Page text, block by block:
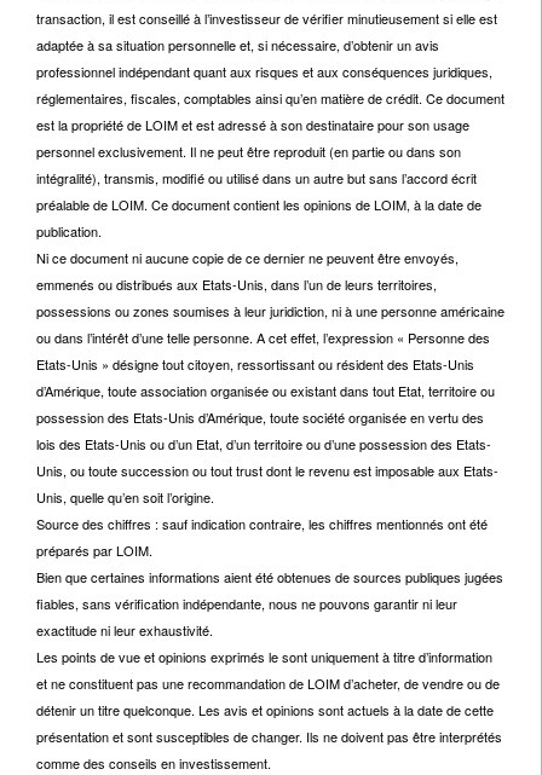
transaction, il est conseillé à l’investisseur de vérifier minutieusement si elle est
adaptée à sa situation personnelle et, si nécessaire, d’obtenir un avis
professionnel indépendant quant aux risques et aux conséquences juridiques,
réglementaires, fiscales, comptables ainsi qu’en matière de crédit. Ce document
est la propriété de LOIM et est adressé à son destinataire pour son usage
personnel exclusivement. Il ne peut être reproduit (en partie ou dans son
intégralité), transmis, modifié ou utilisé dans un autre but sans l’accord écrit
préalable de LOIM. Ce document contient les opinions de LOIM, à la date de
publication.
Ni ce document ni aucune copie de ce dernier ne peuvent être envoyés,
emmenés ou distribués aux Etats-Unis, dans l’un de leurs territoires,
possessions ou zones soumises à leur juridiction, ni à une personne américaine
ou dans l’intérêt d’une telle personne. A cet effet, l’expression « Personne des
Etats-Unis » désigne tout citoyen, ressortissant ou résident des Etats-Unis
d’Amérique, toute association organisée ou existant dans tout Etat, territoire ou
possession des Etats-Unis d’Amérique, toute société organisée en vertu des
lois des Etats-Unis ou d’un Etat, d’un territoire ou d’une possession des Etats-
Unis, ou toute succession ou tout trust dont le revenu est imposable aux Etats-
Unis, quelle qu’en soit l’origine.
Source des chiffres : sauf indication contraire, les chiffres mentionnés ont été
préparés par LOIM.
Bien que certaines informations aient été obtenues de sources publiques jugées
fiables, sans vérification indépendante, nous ne pouvons garantir ni leur
exactitude ni leur exhaustivité.
Les points de vue et opinions exprimés le sont uniquement à titre d’information
et ne constituent pas une recommandation de LOIM d’acheter, de vendre ou de
détenir un titre quelconque. Les avis et opinions sont actuels à la date de cette
présentation et sont susceptibles de changer. Ils ne doivent pas être interprétés
comme des conseils en investissement.